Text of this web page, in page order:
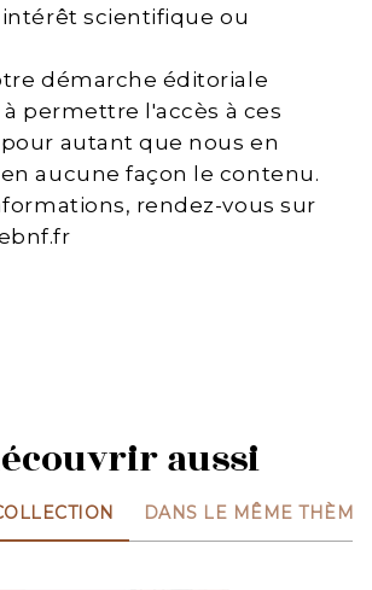
scientifique ou
démarche éditoriale
permettre l'accès à ces
autant que nous en
aucune façon le contenu.
rendez-vous sur
aussi
DANS LE MÊME THÈME